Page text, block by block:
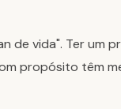
de vida". Ter um
propósito têm